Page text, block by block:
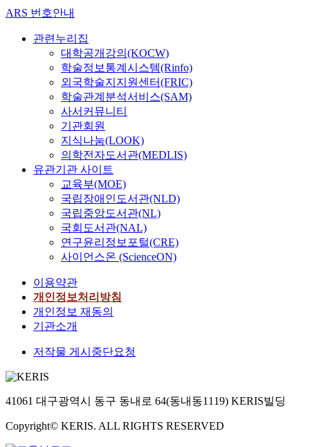
ARS 번호안내
관련누리집
대학공개강의(KOCW)
학술정보통계시스템(Rinfo)
외국학술지지원센터(FRIC)
학술관계분석서비스(SAM)
사서커뮤니티
기관회원
지식나눔(LOOK)
의학전자도서관(MEDLIS)
유관기관 사이트
교육부(MOE)
국립장애인도서관(NLD)
국립중앙도서관(NL)
국회도서관(NAL)
연구윤리정보포털(CRE)
사이언스온 (ScienceON)
이용약관
개인정보처리방침
개인정보 재동의
기관소개
저작물 게시중단요청
41061 대구광역시 동구 동내로 64(동내동1119) KERIS빌딩
Copyright© KERIS. ALL RIGHTS RESERVED